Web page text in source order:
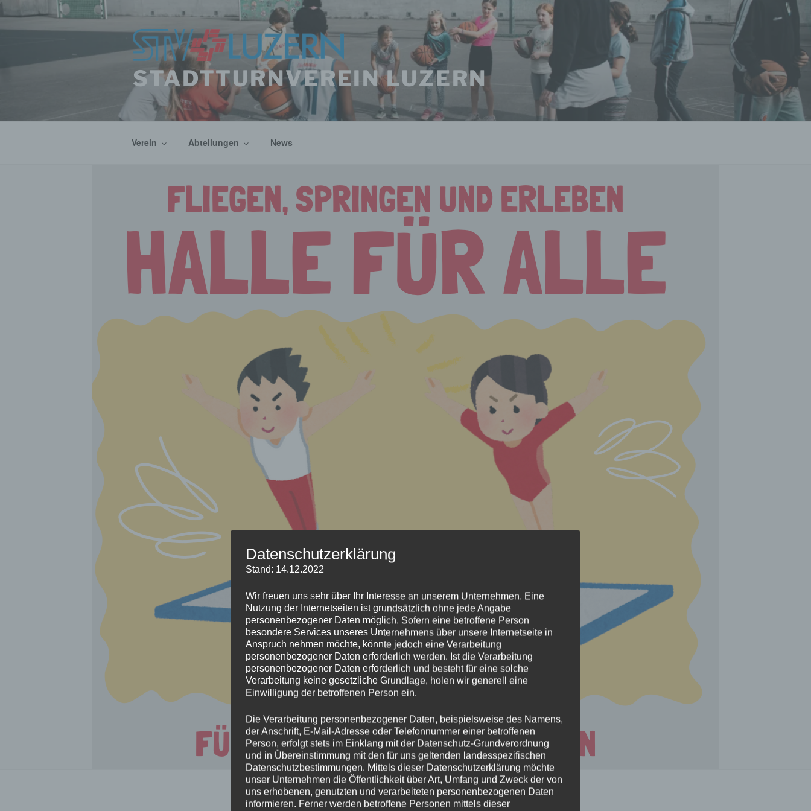
Zum
Inhalt
STADTTURNVEREIN LUZERN
Verein Abteilungen News
Datenschutzerklärung
Stand: 14.12.2022
Wir freuen uns sehr über Ihr Interesse an unserem Unternehmen. Eine
Nutzung der Internetseiten ist grundsätzlich ohne jede Angabe
personenbezogener Daten möglich. Sofern eine betroffene Person
besondere Services unseres Unternehmens über unsere Internetseite in
Anspruch nehmen möchte, könnte jedoch eine Verarbeitung
personenbezogener Daten erforderlich werden. Ist die Verarbeitung
personenbezogener Daten erforderlich und besteht für eine solche
Verarbeitung keine gesetzliche Grundlage, holen wir generell eine
Einwilligung der betroffenen Person ein.
Die Verarbeitung personenbezogener Daten, beispielsweise des Namens,
der Anschrift, E-Mail-Adresse oder Telefonnummer einer betroffenen
Person, erfolgt stets im Einklang mit der Datenschutz-Grundverordnung
und in Übereinstimmung mit den für uns geltenden landesspezifischen
Datenschutzbestimmungen. Mittels dieser Datenschutzerklärung möchte
unser Unternehmen die Öffentlichkeit über Art, Umfang und Zweck der von
uns erhobenen, genutzten und verarbeiteten personenbezogenen Daten
informieren. Ferner werden betroffene Personen mittels dieser